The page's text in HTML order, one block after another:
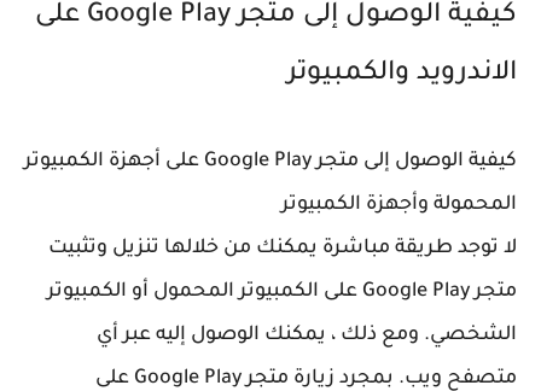
كيفية الوصول إلى متجر Google Play على
الاندرويد والكمبيوتر
كيفية الوصول إلى متجر Google Play على أجهزة الكمبيوتر
المحمولة وأجهزة الكمبيوتر
لا توجد طريقة مباشرة يمكنك من خلالها تنزيل وتثبيت
متجر Google Play على الكمبيوتر المحمول أو الكمبيوتر
الشخصي. ومع ذلك ، يمكنك الوصول إليه عبر أي
متصفح ويب. بمجرد زيارة متجر Google Play على